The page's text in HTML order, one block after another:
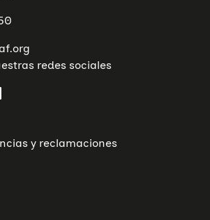
redes sociales
y reclamaciones